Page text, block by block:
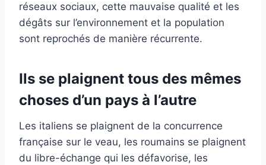
réseaux sociaux, cette mauvaise qualité et les
dégâts sur l’environnement et la population
sont reprochés de manière récurrente.
Ils se plaignent tous des mêmes
choses d’un pays à l’autre
Les italiens se plaignent de la concurrence
française sur le veau, les roumains se plaignent
du libre-échange qui les défavorise, les